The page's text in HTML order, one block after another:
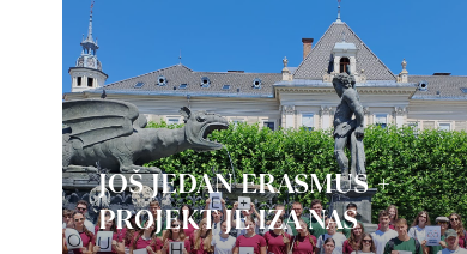
JOŠ JEDAN ERASMUS +
PROJEKT JE IZA NAS